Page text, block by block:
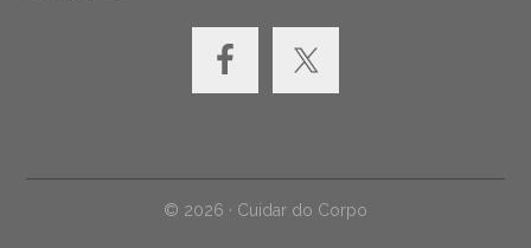
© 2026 · Cuidar do Corpo